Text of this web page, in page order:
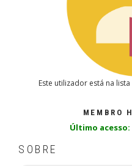
Este utilizador está na
MEMBRO
Último acesso:
SOBRE